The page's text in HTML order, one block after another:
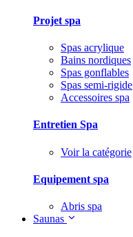
Projet spa
Spas acrylique
Bains nordiques
Spas gonflables
Spas semi-rigide
Accessoires spa
Entretien Spa
Voir la catégorie
Equipement spa
Abris spa
Saunas